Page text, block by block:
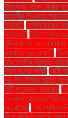
ইজতেমা থেকে ফেরার
জাহাঙ্গীর টাওয়ারে
সমস্যা" "তত্ত্বাবধায়ক
নভেম্বর" "তিন দশকে ৩০
মুক্তিপণের ২৫ লাখ
প্রচলিত ভুল ধারণা"
তাঁর স্বামীর বিরুদ্ধে
নতুন দলের কমিটি "দুটি
৭৬ লাখ টাকার অবৈধ
নারী মৃত্যুবরণ করেছেন
১৬ বছর পর ছাত্রশিবিরের
যাত্রা শুরু "নর্থ